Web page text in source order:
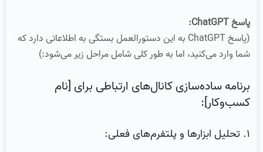
پاسخ ChatGPT:
(پاسخ ChatGPT به این دستورالعمل بستگی به اطلاعاتی دارد که
شما وارد می‌کنید، اما به طور کلی شامل مراحل زیر می‌شود:)
برنامه ساده‌سازی کانال‌های ارتباطی برای [نام
کسب‌وکار]:
۱. تحلیل ابزارها و پلتفرم‌های فعلی: